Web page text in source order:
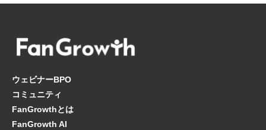
ウェビナーBPO
コミュニティ
FanGrowthとは
FanGrowth AI